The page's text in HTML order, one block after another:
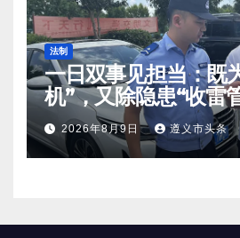
法制
一日双事见担当：既
机”，又除隐患“收雷
2026年8月9日 遵义市头条